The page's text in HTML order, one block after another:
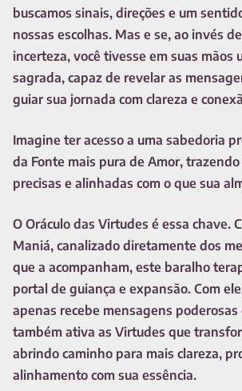
buscamos sinais, direções e um
nossas escolhas. Mas e se, ao invés
incerteza, você tivesse em suas mãos
sagrada, capaz de revelar as
guiar sua jornada com clareza e
Imagine ter acesso a uma sabedoria
da Fonte mais pura de Amor,
precisas e alinhadas com o que sua
O Oráculo das Virtudes é essa chave.
Maniá, canalizado diretamente dos
que a acompanham, este baralho
portal de guiança e expansão. Com
apenas recebe mensagens
também ativa as Virtudes que
abrindo caminho para mais clareza,
alinhamento com sua essência.